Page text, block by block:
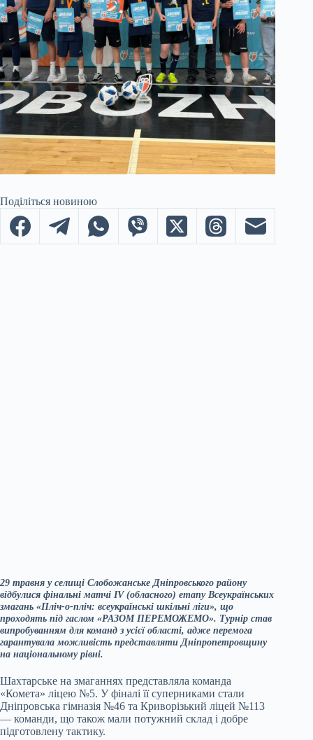
Поділіться новиною
29 травня у селищі Слобожанське Дніпровського району
відбулися фінальні матчі IV (обласного) етапу Всеукраїнських
змагань «Пліч-о-пліч: всеукраїнські шкільні ліги», що
проходять під гаслом «РАЗОМ ПЕРЕМОЖЕМО». Турнір став
випробуванням для команд з усієї області, адже перемога
гарантувала можливість представляти Дніпропетровщину
на національному рівні.
Шахтарське на змаганнях представляла команда
«Комета» ліцею №5. У фіналі її суперниками стали
Дніпровська гімназія №46 та Криворізький ліцей №113
— команди, що також мали потужний склад і добре
підготовлену тактику.